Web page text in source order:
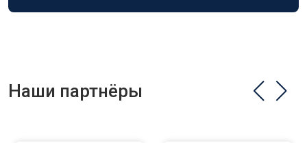
Наши партнёры